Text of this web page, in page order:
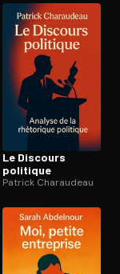
Le Discours
politique
Patrick Charaudeau